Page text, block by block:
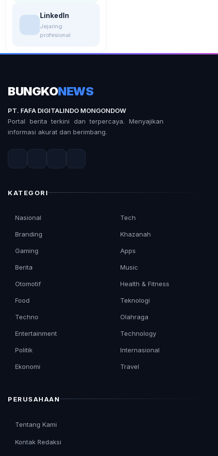
LinkedIn
Jejaring
profesional
BUNGKONEWS
PT. FAFA DIGITALINDO MONGONDOW
Portal berita terkini dan terpercaya. Menyajikan
informasi akurat dan berimbang.
KATEGORI
Nasional
Branding
Gaming
Berita
Otomotif
Tech
Khazanah
Apps
Music
Health & Fitness
Food
Techno
Entertainment
Politik
Ekonomi
Teknologi
Olahraga
Technology
Internasional
Travel
PERUSAHAAN
Tentang Kami
Kontak Redaksi